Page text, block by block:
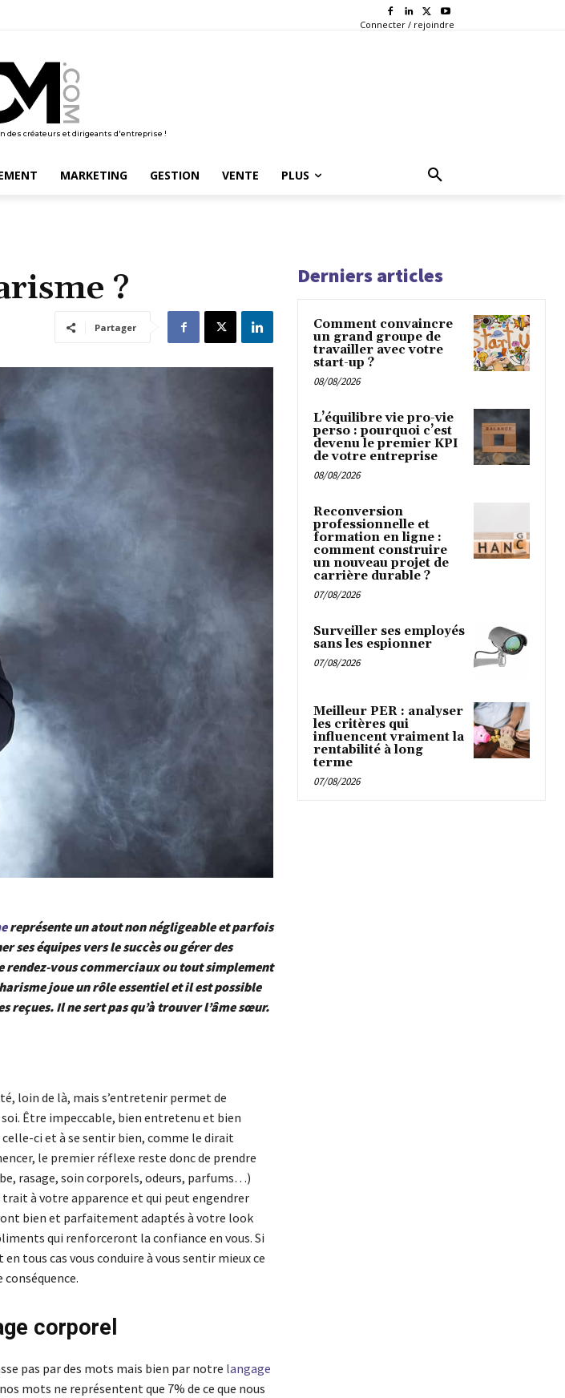
Connecter / rejoindre
des créateurs et dirigeants d'entreprise !
MARKETING GESTION VENTE PLUS
?
Partager
représente un atout non négligeable et parfois
ses équipes vers le succès ou gérer des
rendez-vous commerciaux ou tout simplement
joue un rôle essentiel et il est possible
reçues. Il ne sert pas qu’à trouver l’âme sœur.
loin de là, mais s’entretenir permet de
Être impeccable, bien entretenu et bien
ci et à se sentir bien, comme le dirait
le premier réflexe reste donc de prendre
rasage, soin corporels, odeurs, parfums…)
à votre apparence et qui peut engendrer
bien et parfaitement adaptés à votre look
qui renforceront la confiance en vous. Si
tous cas vous conduire à vous sentir mieux ce
conséquence.
corporel
pas par des mots mais bien par notre langage
mots ne représentent que 7% de ce que nous
Derniers articles
Comment convaincre
un grand groupe de
travailler avec votre
start-up ?
08/08/2026
L’équilibre vie pro-vie
perso : pourquoi c’est
devenu le premier KPI
de votre entreprise
08/08/2026
Reconversion
professionnelle et
formation en ligne :
comment construire
un nouveau projet de
carrière durable ?
07/08/2026
Surveiller ses employés
sans les espionner
07/08/2026
Meilleur PER : analyser
les critères qui
influencent vraiment la
rentabilité à long
terme
07/08/2026